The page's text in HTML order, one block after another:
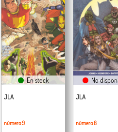
En stock
JLA
número 9
No
JLA
número 8